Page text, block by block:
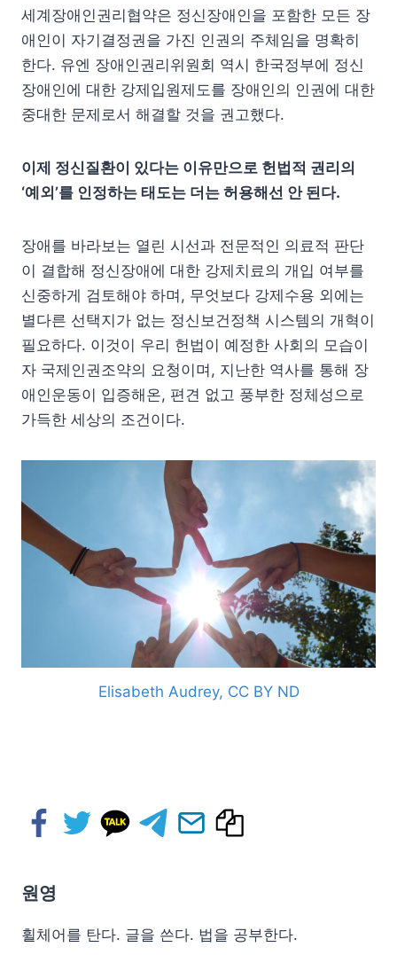
세계장애인권리협약은 정신장애인을 포함한 모든 장
애인이 자기결정권을 가진 인권의 주체임을 명확히
한다. 유엔 장애인권리위원회 역시 한국정부에 정신
장애인에 대한 강제입원제도를 장애인의 인권에 대한
중대한 문제로서 해결할 것을 권고했다.
이제 정신질환이 있다는 이유만으로 헌법적 권리의
‘예외’를 인정하는 태도는 더는 허용해선 안 된다.
장애를 바라보는 열린 시선과 전문적인 의료적 판단
이 결합해 정신장애에 대한 강제치료의 개입 여부를
신중하게 검토해야 하며, 무엇보다 강제수용 외에는
별다른 선택지가 없는 정신보건정책 시스템의 개혁이
필요하다. 이것이 우리 헌법이 예정한 사회의 모습이
자 국제인권조약의 요청이며, 지난한 역사를 통해 장
애인운동이 입증해온, 편견 없고 풍부한 정체성으로
가득한 세상의 조건이다.
Elisabeth Audrey, CC BY ND
원영
휠체어를 탄다. 글을 쓴다. 법을 공부한다.